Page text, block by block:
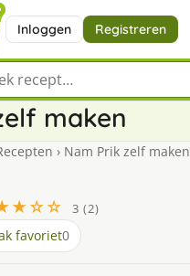
Inloggen Registreren
een recept
maken
› Nam Prik zelf maken
3 (2)
favoriet0